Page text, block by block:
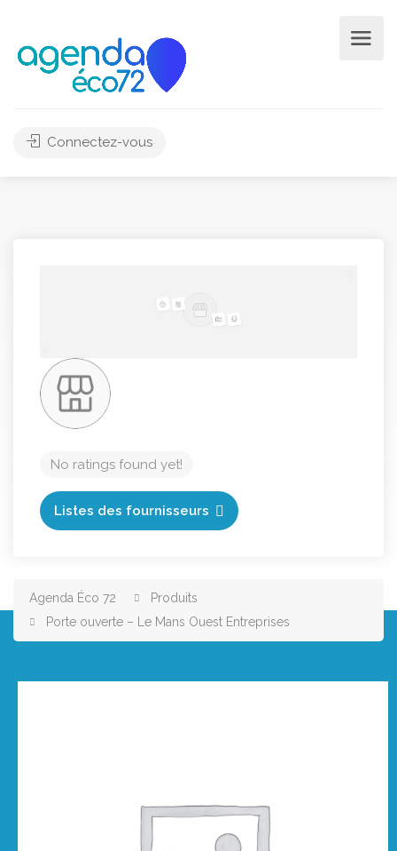
Connectez-vous
No ratings found yet!
Listes des fournisseurs
Agenda Éco 72
Produits
Porte ouverte – Le Mans Ouest Entreprises